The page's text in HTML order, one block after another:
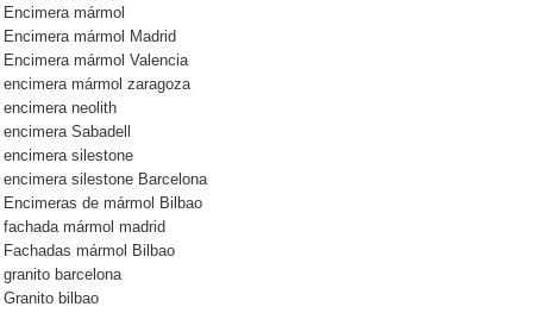
Encimera mármol
Encimera mármol Madrid
Encimera mármol Valencia
encimera mármol zaragoza
encimera neolith
encimera Sabadell
encimera silestone
encimera silestone Barcelona
Encimeras de mármol Bilbao
fachada mármol madrid
Fachadas mármol Bilbao
granito barcelona
Granito bilbao